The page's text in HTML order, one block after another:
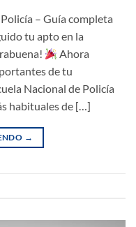
– Guía completa
tu apto en la
Ahora
de tu
Nacional de Policía
habituales de […]
→